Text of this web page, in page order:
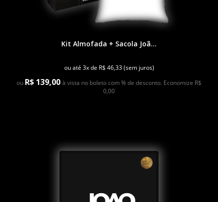
Kit Almofada + Sacola Joã...
ou até 3x de R$ 46,33 (sem juros)
ou R$ 139,00 à vista no boleto com % de desconto. Economize R$
0,00